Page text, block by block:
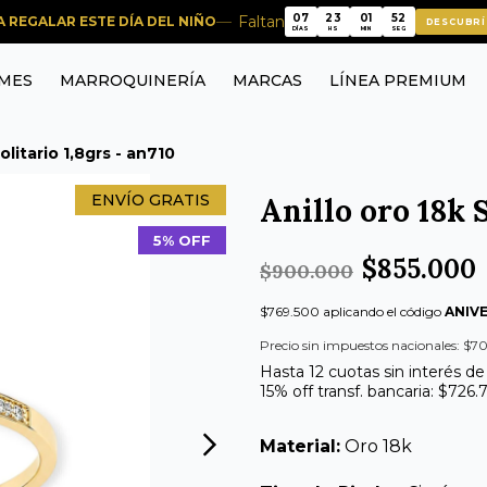
REGALAR ESTE DÍA DEL NIÑO Faltan
07
07
DÍAS
23
23
HS
01
01
MIN
51
51
SEG
MARROQUINERÍA MARCAS LÍNEA PREMIUM
1,8grs - an710
ENVÍO GRATIS
5% OFF
Anillo oro 18k
$900.000 $855.000
$769.500 aplicando el código
Precio sin impuestos nacionales:
Hasta 12 cuotas sin interés de
15% off transf. bancaria:
Material: Oro 18k